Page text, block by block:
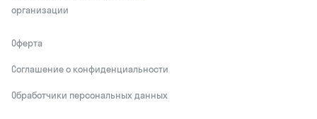
организации
Оферта
Соглашение о конфиденциальности
Обработчики персональных данных